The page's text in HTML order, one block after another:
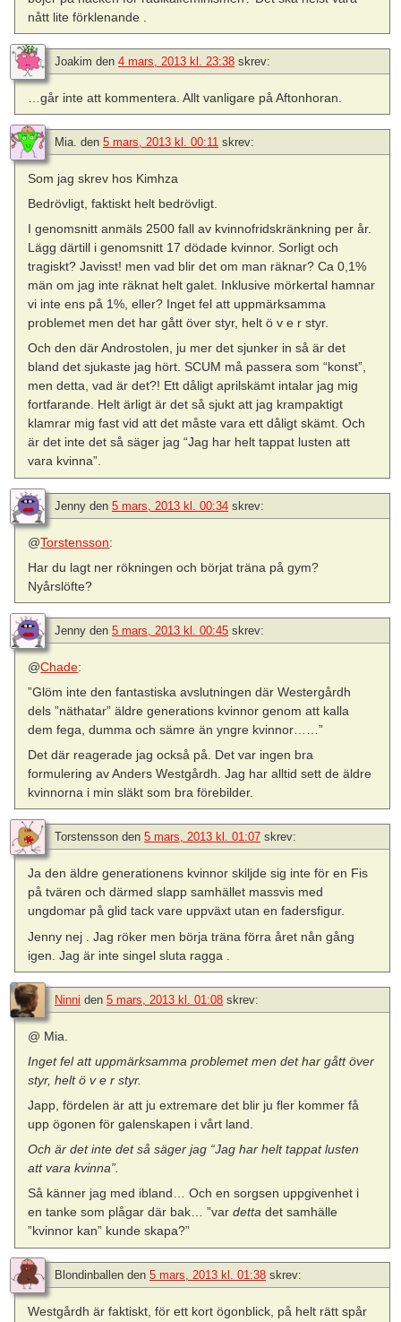
nått lite förklenande .
Joakim den 4 mars, 2013 kl. 23:38 skrev:
…går inte att kommentera. Allt vanligare på Aftonhoran.
Mia. den 5 mars, 2013 kl. 00:11 skrev:
Som jag skrev hos Kimhza
Bedrövligt, faktiskt helt bedrövligt.
I genomsnitt anmäls 2500 fall av kvinnofridskränkning per år.
Lägg därtill i genomsnitt 17 dödade kvinnor. Sorligt och
tragiskt? Javisst! men vad blir det om man räknar? Ca 0,1%
män om jag inte räknat helt galet. Inklusive mörkertal hamnar
vi inte ens på 1%, eller? Inget fel att uppmärksamma
problemet men det har gått över styr, helt ö v e r styr.
Och den där Androstolen, ju mer det sjunker in så är det
bland det sjukaste jag hört. SCUM må passera som “konst”,
men detta, vad är det?! Ett dåligt aprilskämt intalar jag mig
fortfarande. Helt ärligt är det så sjukt att jag krampaktigt
klamrar mig fast vid att det måste vara ett dåligt skämt. Och
är det inte det så säger jag “Jag har helt tappat lusten att
vara kvinna”.
Jenny den 5 mars, 2013 kl. 00:34 skrev:
@Torstensson:
Har du lagt ner rökningen och börjat träna på gym?
Nyårslöfte?
Jenny den 5 mars, 2013 kl. 00:45 skrev:
@Chade:
”Glöm inte den fantastiska avslutningen där Westergårdh
dels ”näthatar” äldre generations kvinnor genom att kalla
dem fega, dumma och sämre än yngre kvinnor……”
Det där reagerade jag också på. Det var ingen bra
formulering av Anders Westgårdh. Jag har alltid sett de äldre
kvinnorna i min släkt som bra förebilder.
Torstensson den 5 mars, 2013 kl. 01:07 skrev:
Ja den äldre generationens kvinnor skiljde sig inte för en Fis
på tvären och därmed slapp samhället massvis med
ungdomar på glid tack vare uppväxt utan en fadersfigur.
Jenny nej . Jag röker men börja träna förra året nån gång
igen. Jag är inte singel sluta ragga .
Ninni den 5 mars, 2013 kl. 01:08 skrev:
@ Mia.
Inget fel att uppmärksamma problemet men det har gått över
styr, helt ö v e r styr.
Japp, fördelen är att ju extremare det blir ju fler kommer få
upp ögonen för galenskapen i vårt land.
Och är det inte det så säger jag “Jag har helt tappat lusten
att vara kvinna”.
Så känner jag med ibland… Och en sorgsen uppgivenhet i
en tanke som plågar där bak… ”vardetta det samhälle
”kvinnor kan” kunde skapa?”
Blondinballen den 5 mars, 2013 kl. 01:38 skrev:
Westgårdh är faktiskt, för ett kort ögonblick, på helt rätt spår